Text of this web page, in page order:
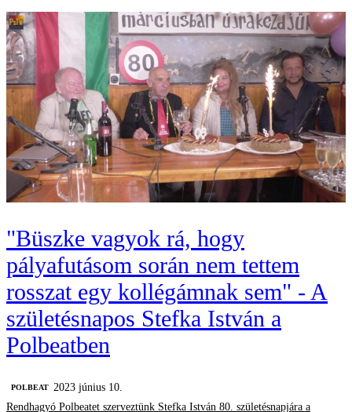
"Büszke vagyok rá, hogy
pályafutásom során nem tettem
rosszat egy kollégámnak sem" - A
születésnapos Stefka István a
Polbeatben
‎POLBEAT 2023 június 10.
Rendhagyó Polbeatet szerveztünk Stefka István 80. születésnapjára a